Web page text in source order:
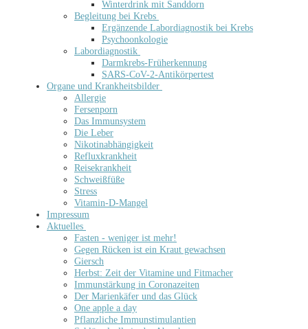
Winterdrink mit Sanddorn
Begleitung bei Krebs
Ergänzende Labordiagnostik bei Krebs
Psychoonkologie
Labordiagnostik
Darmkrebs-Früherkennung
SARS-CoV-2-Antikörpertest
Organe und Krankheitsbilder
Allergie
Fersenporn
Das Immunsystem
Die Leber
Nikotinabhängigkeit
Refluxkrankheit
Reisekrankheit
Schweißfüße
Stress
Vitamin-D-Mangel
Impressum
Aktuelles
Fasten - weniger ist mehr!
Gegen Rücken ist ein Kraut gewachsen
Giersch
Herbst: Zeit der Vitamine und Fitmacher
Immunstärkung in Coronazeiten
Der Marienkäfer und das Glück
One apple a day
Pflanzliche Immunstimulantien